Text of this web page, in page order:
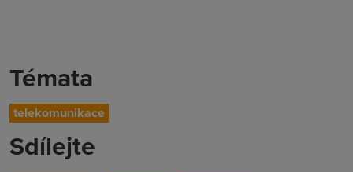
Témata
telekomunikace
Sdílejte